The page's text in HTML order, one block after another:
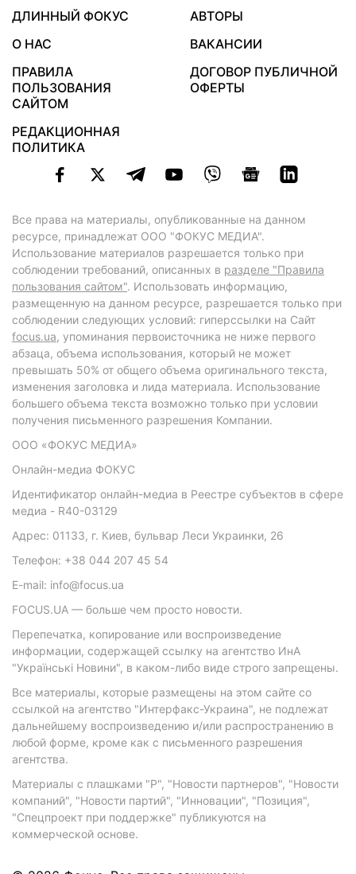
ДЛИННЫЙ ФОКУС
АВТОРЫ
О НАС
ВАКАНСИИ
ПРАВИЛА
ПОЛЬЗОВАНИЯ
САЙТОМ
ДОГОВОР ПУБЛИЧНОЙ
ОФЕРТЫ
РЕДАКЦИОННАЯ
ПОЛИТИКА
Все права на материалы, опубликованные на данном
ресурсе, принадлежат ООО "ФОКУС МЕДИА".
Использование материалов разрешается только при
соблюдении требований, описанных в разделе "Правила
пользования сайтом". Использовать информацию,
размещенную на данном ресурсе, разрешается только при
соблюдении следующих условий: гиперссылки на Сайт
focus.ua, упоминания первоисточника не ниже первого
абзаца, объема использования, который не может
превышать 50% от общего объема оригинального текста,
изменения заголовка и лида материала. Использование
большего объема текста возможно только при условии
получения письменного разрешения Компании.
ООО «ФОКУС МЕДИА»
Онлайн-медиа ФОКУС
Идентификатор онлайн-медиа в Реестре субъектов в сфере
медиа - R40-03129
Адрес: 01133, г. Киев, бульвар Леси Украинки, 26
Телефон: +38 044 207 45 54
E-mail: info@focus.ua
FOCUS.UA — больше чем просто новости.
Перепечатка, копирование или воспроизведение
информации, содержащей ссылку на агентство ИнА
"Українські Новини", в каком-либо виде строго запрещены.
Все материалы, которые размещены на этом сайте со
ссылкой на агентство "Интерфакс-Украина", не подлежат
дальнейшему воспроизведению и/или распространению в
любой форме, кроме как с письменного разрешения
агентства.
Материалы с плашками "Р", "Новости партнеров", "Новости
компаний", "Новости партий", "Инновации", "Позиция",
"Спецпроект при поддержке" публикуются на
коммерческой основе.